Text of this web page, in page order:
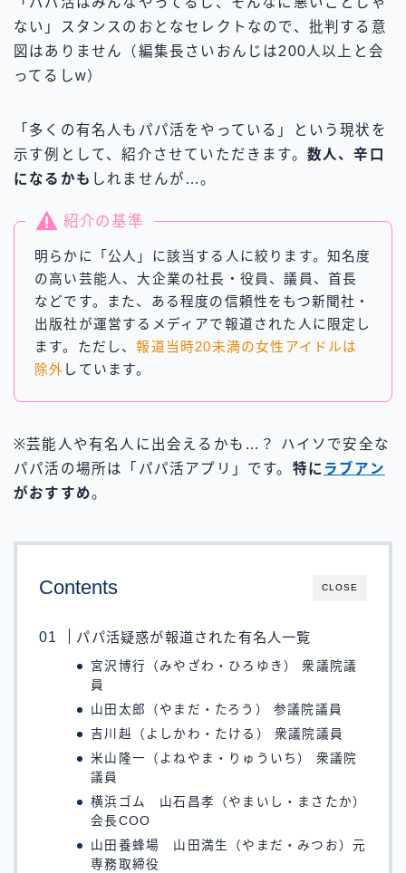
ない」スタンスのおとなセレクトなので、批判する意
図はありません（編集長さいおんじは200人以上と会
ってるしw）
「多くの有名人もパパ活をやっている」という現状を
示す例として、紹介させていただきます。 数人、辛口
になるかも しれませんが…。
紹介の基準
明らかに「公人」に該当する人に絞ります。知名度
の高い芸能人、大企業の社長・役員、議員、首長
などです。また、ある程度の信頼性をもつ新聞社・
出版社が運営するメディアで報道された人に限定し
ます。ただし、報道当時20未満の女性アイドルは
除外 しています。
※芸能人や有名人に出会えるかも…？ ハイソで安全な
パパ活の場所は「パパ活アプリ」です。 特に ラブアン
がおすすめ。
CLOSE
Contents
パパ活疑惑が報道された有名人一覧
宮沢博行（みやざわ・ひろゆき） 衆議院議
員
山田太郎（やまだ・たろう） 参議院議員
吉川赳（よしかわ・たける） 衆議院議員
米山隆一（よねやま・りゅういち） 衆議院
議員
横浜ゴム 山石昌孝（やまいし・まさたか）
会長COO
山田養蜂場 山田満生（やまだ・みつお）元
専務取締役